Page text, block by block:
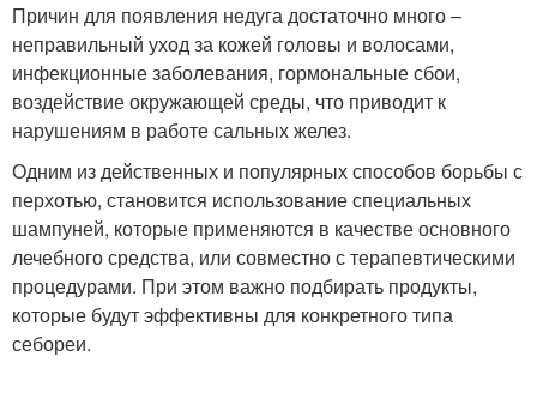
Причин для появления недуга достаточно много –
неправильный уход за кожей головы и волосами,
инфекционные заболевания, гормональные сбои,
воздействие окружающей среды, что приводит к
нарушениям в работе сальных желез.
Одним из действенных и популярных способов борьбы с
перхотью, становится использование специальных
шампуней, которые применяются в качестве основного
лечебного средства, или совместно с терапевтическими
процедурами. При этом важно подбирать продукты,
которые будут эффективны для конкретного типа
себореи.